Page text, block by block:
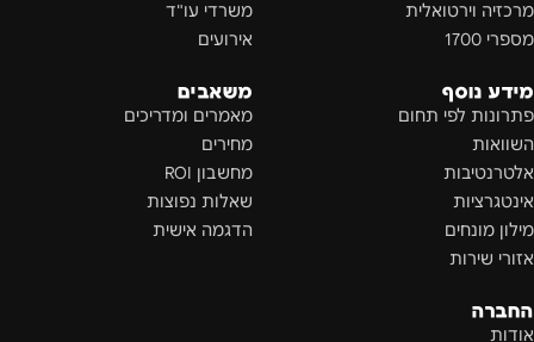
מרכזיה וירטואלית
מספרי 1700
משרדי עו"ד
אירועים
מידע נוסף
פתרונות לפי תחום
השוואות
אלטרנטיבות
אינטגרציות
מילון מונחים
אזורי שירות
משאבים
מאמרים ומדריכים
מחירים
מחשבון ROI
שאלות נפוצות
הדגמה אישית
החברה
אודות